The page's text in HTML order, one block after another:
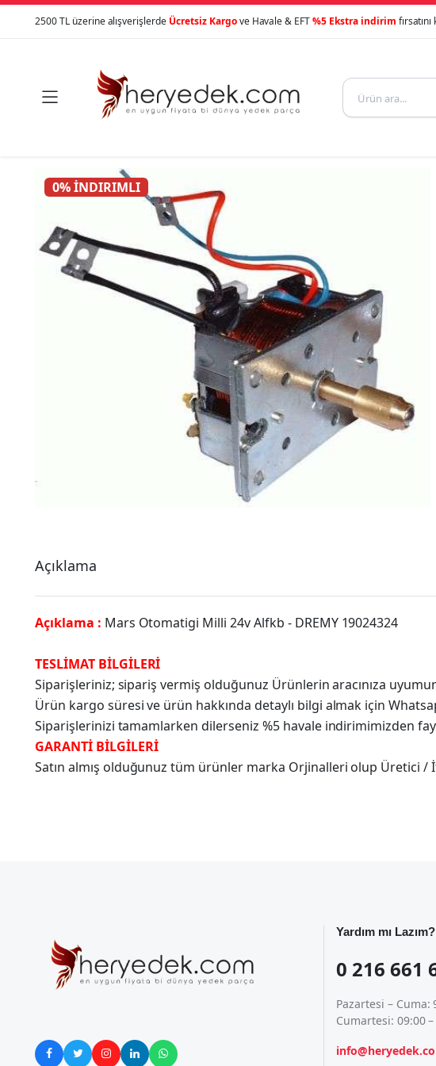
2500 TL üzerine alışverişlerde Ücretsiz Kargove Havale & EFT%5 Ekstra indirim

0% İNDIRIMLI
Açıklama
Açıklama : Mars Otomatigi Milli 24v Alfkb - DREMY 19024324
TESLİMAT BİLGİLERİ
Siparişleriniz; sipariş vermiş olduğunuz Ürünlerin aracınıza
Ürün kargo süresi ve ürün hakkında detaylı bilgi almak için
Siparişlerinizi tamamlarken dilerseniz %5 havale indirimimizden
GARANTİ BİLGİLERİ
Satın almış olduğunuz tüm ürünler marka Orjinalleri olup Üretici /
    
Yardım mı Lazım?
0 216 661
Pazartesi – Cuma:
Cumartesi: 09:00